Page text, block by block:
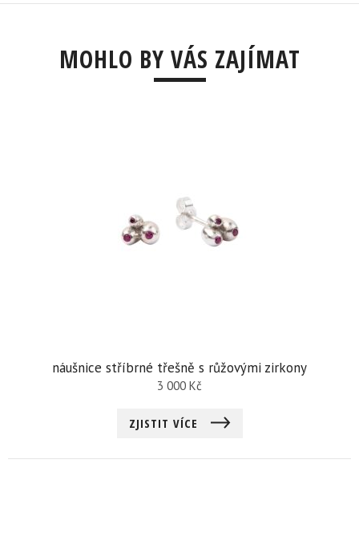
MOHLO BY VÁS ZAJÍMAT
náušnice stříbrné třešně s růžovými zirkony
3 000 Kč
ZJISTIT VÍCE